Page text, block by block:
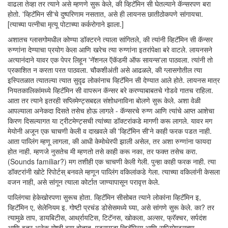
वाढला तेव्हा तर त्याने असे म्हणणे सुरू केले, की व्हिटॅमिन सी घेतल्याने कॅन्सरपण बरा
होतो. 'व्हिटॅमिन सी'चे दुष्परिणाम नसतात, असे ही लायनस छातीठोकपणे सांगायचा.
[त्याच्या पत्नीचा मृत्यू पोटाच्या कर्करोगाने झाला.]
अशातच ग्लासगोमधील कोण्या डॉक्टरने त्याला सांगितले, की त्यांनी व्हिटॅमिन सी कॅन्सर
रुग्णांना देण्याचा प्रयोग केला आणि खरेच त्या रुग्णांना इतरांपेक्षा बरे वाटले. लायनसने
अत्यानंदाने यावर एक पेपर लिहून 'नॅशनल ऍकॅडमी ऑफ सायन्स'ला पाठवला. त्यांनी तो
प्रकाशित न करता परत पाठवला. चौकशीअंती असे आढळले, की ग्लासगोतील त्या
इस्पितळात त्यातल्या त्यात सुदृढ लोकांनाच व्हिटॅमिन सी देण्यात आले होते. लायनस मात्र
नियतकालिकांमध्ये व्हिटॅमिन सी वापरून कॅन्सर बरे करण्याबाबतचे गोडवे गातच राहिला.
आता तर त्याने इतरही सप्लिमेण्ट्सबद्दल संशोधनाविना बोलणे सुरू केले. अशा वेळी
आपल्याला अनेकदा दिसते तसेच होऊ लागले - कॅन्सरचे रुग्ण आणि त्यांचे आप्त आशेचा
किरण दिसल्यागत या ट्रीटमेण्ट्सची त्यांच्या डॉक्टरांकडे मागणी करू लागले. यावर मग
मेयोनी अजून एक चाचणी केली व दाखवले की 'व्हिटॅमिन सी'ने काही फरक पडत नाही.
आता पाव्लिंग म्हणू लागला, की आधी केमोथेरपी झाली असेल, तर अशा रुग्णांना फायदा
होत नाही. म्हणजे नुसतेच मी म्हणतो तसे काही करू नका, तर फक्त तसेच करा.
(Sounds familiar?) मग तशीही एक चाचणी केली गेली. पुन्हा काही फरक नाही. त्या
डॉक्टरांनी खोटे रिपोर्टस् बनवले म्हणून पाव्लिंग वकिलांकडे गेला. त्याच्या वकिलांनी केसला
वजन नाही, असे सांगून त्याला कोर्टात जाण्यापासून परावृत्त केले.
पाव्लिंगचा हेकेखोरपणा सुरूच होता. व्हिटॅमिन सीसोबत त्याने लोकांना व्हिटॅमिन इ,
व्हिटॅमिन ए, सेलेनियम इ. गोष्टी प्रचंड डोसेसमध्ये घ्या, असे सांगणे सुरू केले. का? तर
त्यामुळे ताप, डायबिटीस, आर्थ्रायटिस, टिटॅनस, खोकला, अल्सर, फ्रॅक्चर, सर्पदंश